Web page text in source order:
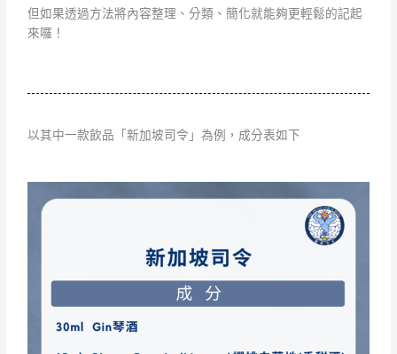
但如果透過方法將內容整理、分類、簡化就能夠更輕鬆的記起
來囉！
以其中一款飲品「新加坡司令」為例，成分表如下